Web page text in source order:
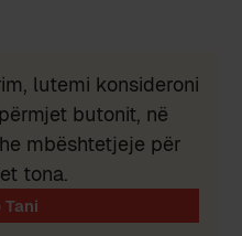
lutemi konsideroni
butonit, në
mbështetjeje për
tona.